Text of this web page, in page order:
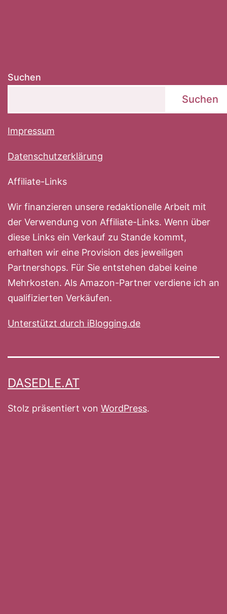
Suchen
Suchen
Impressum
Datenschutzerklärung
Affiliate-Links
Wir finanzieren unsere redaktionelle Arbeit mit
der Verwendung von Affiliate-Links. Wenn über
diese Links ein Verkauf zu Stande kommt,
erhalten wir eine Provision des jeweiligen
Partnershops. Für Sie entstehen dabei keine
Mehrkosten. Als Amazon-Partner verdiene ich an
qualifizierten Verkäufen.
Unterstützt durch iBlogging.de
DASEDLE.AT
Stolz präsentiert von WordPress.